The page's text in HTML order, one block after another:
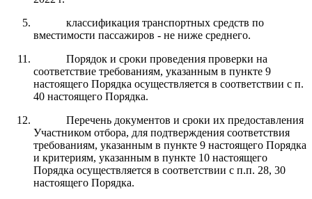
классификация транспортных средств по
вместимости пассажиров - не ниже среднего.
Порядок и сроки проведения проверки на
соответствие требованиям, указанным в пункте 9
настоящего Порядка осуществляется в соответствии с п.
40 настоящего Порядка.
Перечень документов и сроки их предоставления
Участником отбора, для подтверждения соответствия
требованиям, указанным в пункте 9 настоящего Порядка
и критериям, указанным в пункте 10 настоящего
Порядка осуществляется в соответствии с п.п. 28, 30
настоящего Порядка.